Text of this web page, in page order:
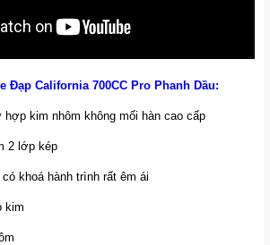
Đạp California 700CC Pro Phanh Dầu:
kim nhôm không mối hàn cao cấp
2 lớp kép
khoá hành trình rất êm ái
kim